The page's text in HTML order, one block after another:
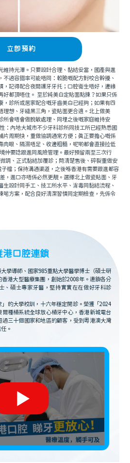
立即預約
維持光澤。只要設計合理、黏結妥當，國產與進
不過容錯率可能唔同：較脆嘅配方對咬合幹擾、
，記得配合夜間護牙牙托；口腔衛生唔好，邊緣
好都頂唔住。 至於純美白定貼面點揀？如果只係
，診所或居家配合嘅牙齒美白已經夠；如果有四
理想、牙縫黑三角，瓷貼面更合適。北上做美
所會唔會做脫敏處理、同埋之後嘅家庭維持安
：內地大城市不少牙科診所同技工所已經熟悉國
片周期快，重做協調通常方便；真正要擔心嘅係
肉眼、隔濕唔足、收邊粗糙，呢啲都會直接拉低
仲要諗跟進同風險管理。最好預留兩至三次行
調、正式黏結加覆診；問清楚售後、碎裂重做安
檔；保持溝通渠道，之後喺香港有需要跟進都容
，進口亦唔係必然更靚。選擇北上做瓷貼面、牙
生設計同手工、技工所水平、消毒同黏結流程、
啱方案，配合良好清潔習慣同定期檢查，先係令
港口腔連鎖
學導師、國家985重點大學醫學博士（碩士研
港大型醫療集團，創始於2008年。連鎖各分
、碩士專家牙醫，堅持實實在在做好牙科診
的大學校訓，十六年穩定開診。榮獲「2024
爾種植系統全球放心植牙中心，香港新城電台
三十個國家和地區的顧客，受到粵港澳大灣
。